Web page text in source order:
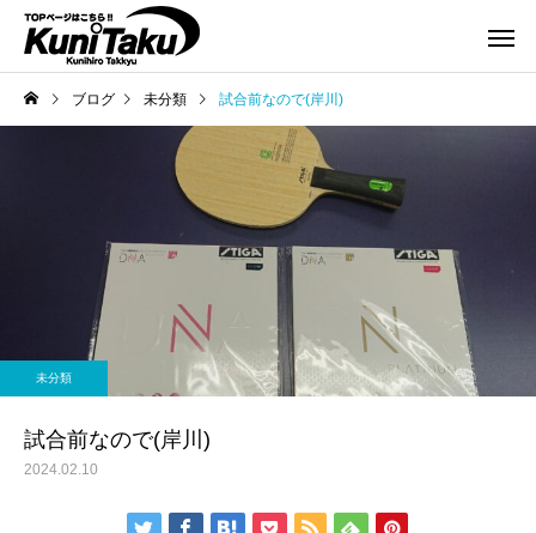
ブログ 未分類 試合前なので(岸川)
未分類
試合前なので(岸川)
2024.02.10